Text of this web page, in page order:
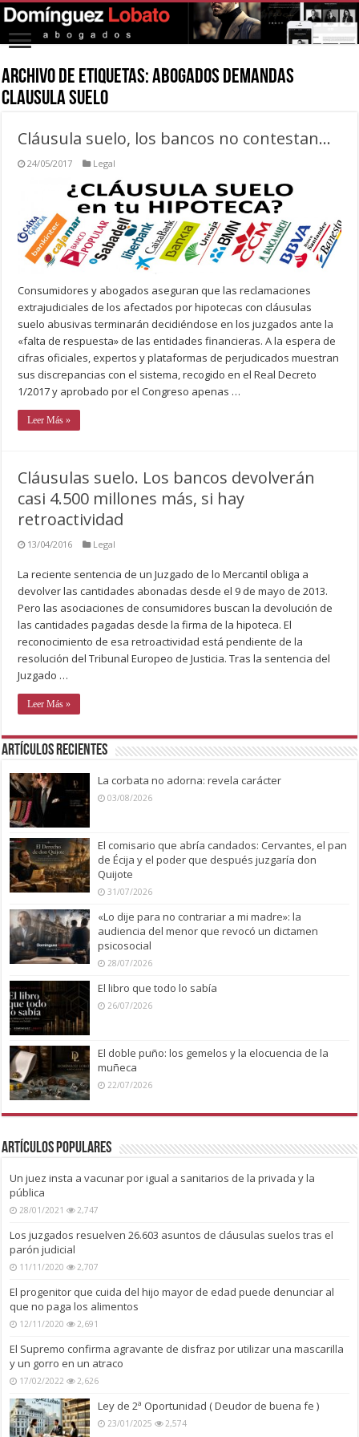
Archivo de Etiquetas:abogados demandas
clausula suelo
Cláusula suelo, los bancos no contestan…
24/05/2017 Legal
Consumidores y abogados aseguran que las reclamaciones
extrajudiciales de los afectados por hipotecas con cláusulas
suelo abusivas terminarán decidiéndose en los juzgados ante la
«falta de respuesta» de las entidades financieras. A la espera de
cifras oficiales, expertos y plataformas de perjudicados muestran
sus discrepancias con el sistema, recogido en el Real Decreto
1/2017 y aprobado por el Congreso apenas …
Leer Más »
Cláusulas suelo. Los bancos devolverán
casi 4.500 millones más, si hay
retroactividad
13/04/2016 Legal
La reciente sentencia de un Juzgado de lo Mercantil obliga a
devolver las cantidades abonadas desde el 9 de mayo de 2013.
Pero las asociaciones de consumidores buscan la devolución de
las cantidades pagadas desde la firma de la hipoteca. El
reconocimiento de esa retroactividad está pendiente de la
resolución del Tribunal Europeo de Justicia. Tras la sentencia del
Juzgado …
Leer Más »
Artículos recientes
La corbata no adorna: revela carácter
03/08/2026
El comisario que abría candados: Cervantes, el pan
de Écija y el poder que después juzgaría don
Quijote
31/07/2026
«Lo dije para no contrariar a mi madre»: la
audiencia del menor que revocó un dictamen
psicosocial
28/07/2026
El libro que todo lo sabía
26/07/2026
El doble puño: los gemelos y la elocuencia de la
muñeca
22/07/2026
Artículos Populares
Un juez insta a vacunar por igual a sanitarios de la privada y la
pública
28/01/2021 2,747
Los juzgados resuelven 26.603 asuntos de cláusulas suelos tras el
parón judicial
11/11/2020 2,707
El progenitor que cuida del hijo mayor de edad puede denunciar al
que no paga los alimentos
12/11/2020 2,691
El Supremo confirma agravante de disfraz por utilizar una mascarilla
y un gorro en un atraco
17/02/2022 2,626
Ley de 2ª Oportunidad ( Deudor de buena fe )
23/01/2025 2,574